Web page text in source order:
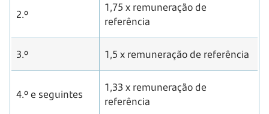
2.º
1,75 x remuneração de
referência
3.º 1,5 x remuneração de referência
4.ºe seguintes
1,33 x remuneração de
referência